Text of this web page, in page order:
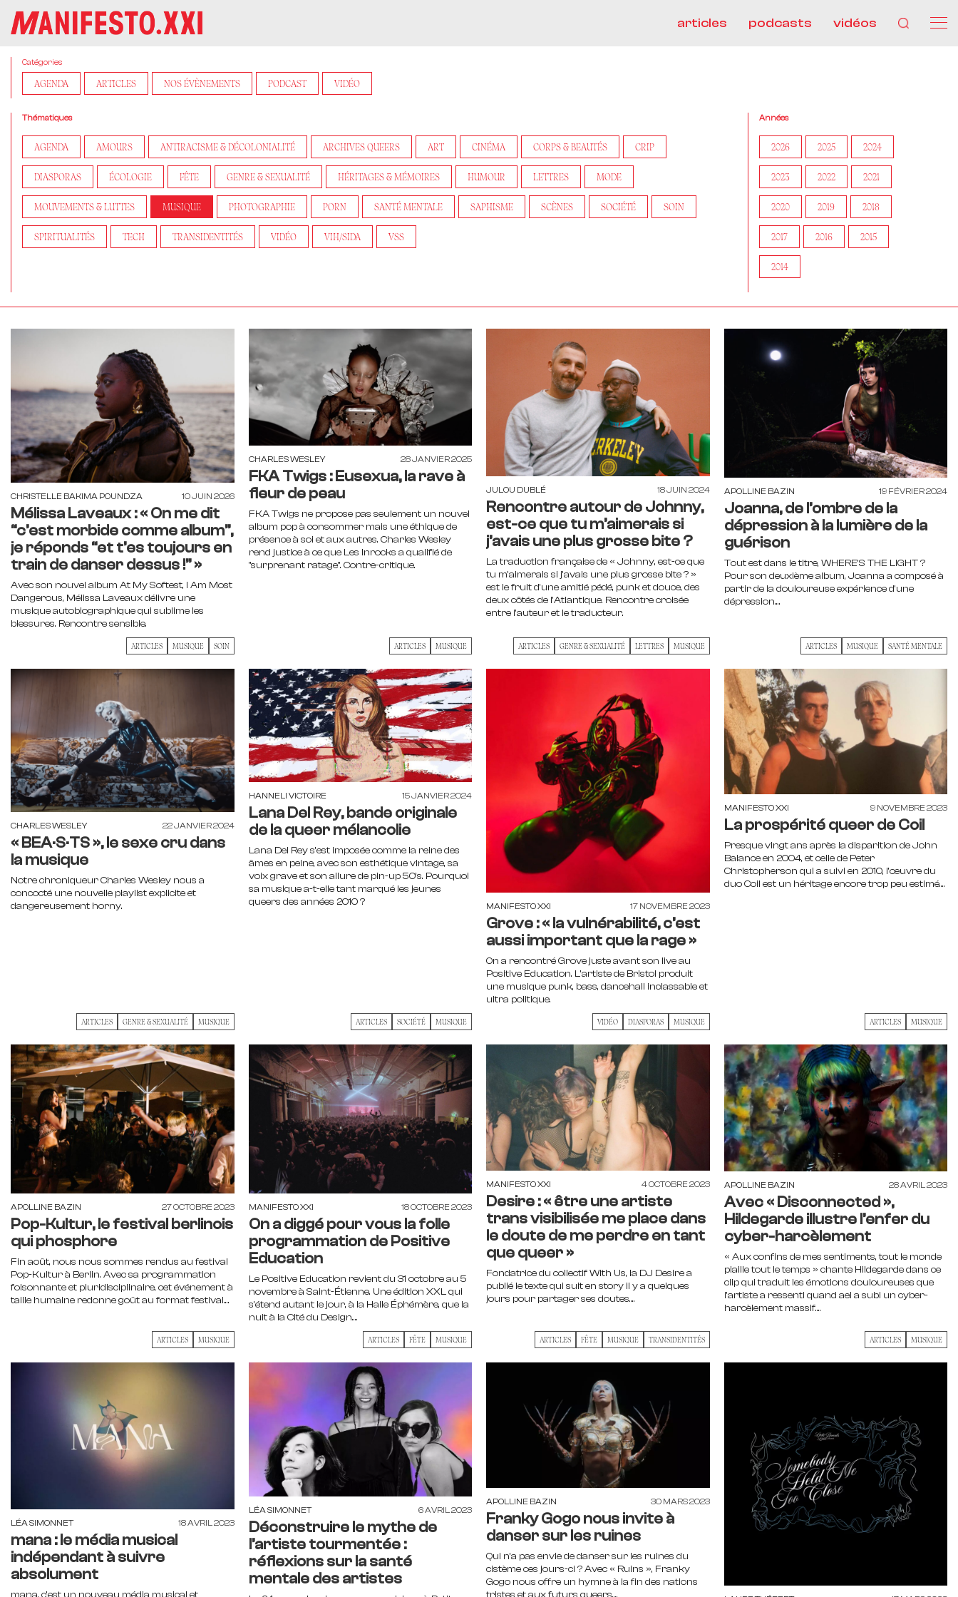
articles podcasts vidéos
Catégories
AGENDA ARTICLES NOS ÉVÈNEMENTS PODCAST VIDÉO
Thématiques
AGENDA AMOURS ANTIRACISME & DÉCOLONIALITÉ ARCHIVES QUEERS ART CINÉMA CORPS & BEAUTÉS CRIP
DIASPORAS ÉCOLOGIE FÊTE GENRE & SEXUALITÉ HÉRITAGES & MÉMOIRES HUMOUR LETTRES MODE
MOUVEMENTS & LUTTES MUSIQUE PHOTOGRAPHIE PORN SANTÉ MENTALE SAPHISME SCÈNES SOCIÉTÉ SOIN
SPIRITUALITÉS TECH TRANSIDENTITÉS VIDÉO VIH/SIDA VSS
Années
2026 2025 2024
2023 2022 2021
2020 2019 2018
2017 2016 2015
2014
CHRISTELLE BAKIMA POUNDZA 10 JUIN 2026
Mélissa Laveaux : « On me dit
“c’est morbide comme album”,
je réponds “et t’es toujours en
train de danser dessus !” »
Avec son nouvel album At My Softest, I Am Most
Dangerous, Mélissa Laveaux délivre une
musique autobiographique qui sublime les
blessures. Rencontre sensible.
ARTICLES MUSIQUE SOIN
CHARLES WESLEY 28 JANVIER 2025
FKA Twigs : Eusexua, la rave à
fleur de peau
FKA Twigs ne propose pas seulement un nouvel
album pop à consommer mais une éthique de
présence à soi et aux autres. Charles Wesley
rend justice à ce que Les Inrocks a qualifié de
"surprenant ratage". Contre-critique.
ARTICLES MUSIQUE
JULOU DUBLÉ 18 JUIN 2024
Rencontre autour de Johnny,
est-ce que tu m’aimerais si
j’avais une plus grosse bite ?
La traduction française de « Johnny, est-ce que
tu m’aimerais si j’avais une plus grosse bite ? »
est le fruit d’une amitié pédé, punk et douce, des
deux côtés de l'Atlantique. Rencontre croisée
entre l'auteur et le traducteur.
ARTICLES GENRE & SEXUALITÉ LETTRES MUSIQUE
APOLLINE BAZIN 19 FÉVRIER 2024
Joanna, de l’ombre de la
dépression à la lumière de la
guérison
Tout est dans le titre, WHERE’S THE LIGHT ?
Pour son deuxième album, Joanna a composé à
partir de la douloureuse expérience d’une
dépression....
ARTICLES MUSIQUE SANTÉ MENTALE
CHARLES WESLEY 22 JANVIER 2024
« BEA·S·TS », le sexe cru dans
la musique
Notre chroniqueur Charles Wesley nous a
concocté une nouvelle playlist explicite et
dangereusement horny.
ARTICLES GENRE & SEXUALITÉ MUSIQUE
HANNELI VICTOIRE 15 JANVIER 2024
Lana Del Rey, bande originale
de la queer mélancolie
Lana Del Rey s’est imposée comme la reine des
âmes en peine, avec son esthétique vintage, sa
voix grave et son allure de pin-up 50’s. Pourquoi
sa musique a-t-elle tant marqué les jeunes
queers des années 2010 ?
ARTICLES SOCIÉTÉ MUSIQUE
MANIFESTO XXI 17 NOVEMBRE 2023
Grove : « la vulnérabilité, c’est
aussi important que la rage »
On a rencontré Grove juste avant son live au
Positive Education. L'artiste de Bristol produit
une musique punk, bass, dancehall inclassable et
ultra politique.
VIDÉO DIASPORAS MUSIQUE
MANIFESTO XXI 9 NOVEMBRE 2023
La prospérité queer de Coil
Presque vingt ans après la disparition de John
Balance en 2004, et celle de Peter
Christopherson qui a suivi en 2010, l'œuvre du
duo Coil est un héritage encore trop peu estimé....
ARTICLES MUSIQUE
APOLLINE BAZIN 27 OCTOBRE 2023
Pop-Kultur, le festival berlinois
qui phosphore
Fin août, nous nous sommes rendus au festival
Pop-Kultur à Berlin. Avec sa programmation
foisonnante et pluridisciplinaire, cet événement à
taille humaine redonne goût au format festival....
ARTICLES MUSIQUE
MANIFESTO XXI 18 OCTOBRE 2023
On a diggé pour vous la folle
programmation de Positive
Education
Le Positive Education revient du 31 octobre au 5
novembre à Saint-Étienne. Une édition XXL qui
s'étend autant le jour, à la Halle Éphémère, que la
nuit à la Cité du Design....
ARTICLES FÊTE MUSIQUE
MANIFESTO XXI 4 OCTOBRE 2023
Desire : « être une artiste
trans visibilisée me place dans
le doute de me perdre en tant
que queer »
Fondatrice du collectif With Us, la DJ Desire a
publié le texte qui suit en story il y a quelques
jours pour partager ses doutes....
ARTICLES FÊTE MUSIQUE TRANSIDENTITÉS
APOLLINE BAZIN 28 AVRIL 2023
Avec « Disconnected »,
Hildegarde illustre l’enfer du
cyber-harcèlement
« Aux confins de mes sentiments, tout le monde
piaille tout le temps » chante Hildegarde dans ce
clip qui traduit les émotions douloureuses que
l'artiste a ressenti quand ael a subi un cyber-
harcèlement massif....
ARTICLES MUSIQUE
LÉA SIMONNET 18 AVRIL 2023
mana : le média musical
indépendant à suivre
absolument
mana, c’est un nouveau média musical et
LÉA SIMONNET 6 AVRIL 2023
Déconstruire le mythe de
l’artiste tourmentée :
réflexions sur la santé
mentale des artistes
APOLLINE BAZIN 30 MARS 2023
Franky Gogo nous invite à
danser sur les ruines
Qui n’a pas envie de danser sur les ruines du
cistème ces jours-ci ? Avec « Ruins », Franky
Gogo nous offre un hymne à la fin des nations